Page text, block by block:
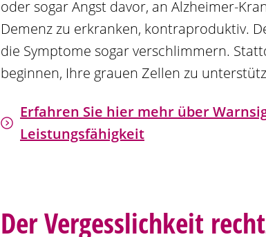
oder sogar Angst davor, an Alzheimer-
Demenz zu erkranken, kontraproduktiv.
die Symptome sogar verschlimmern.
beginnen, Ihre grauen Zellen zu
Erfahren Sie hier mehr über
Leistungsfähigkeit
Der Vergesslichkeit